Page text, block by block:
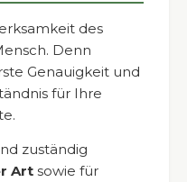
des
Denn
Genauigkeit und
für Ihre
zuständig
Art sowie für